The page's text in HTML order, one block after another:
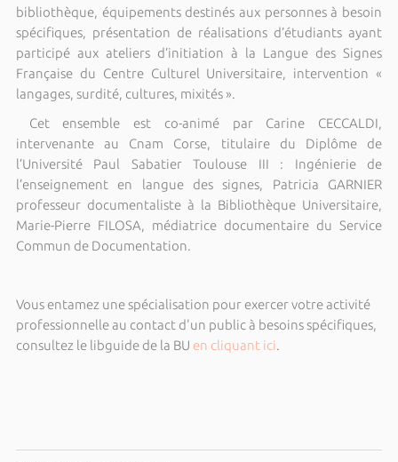
bibliothèque, équipements destinés aux personnes à besoin
spécifiques, présentation de réalisations d’étudiants ayant
participé aux ateliers d’initiation à la Langue des Signes
Française du Centre Culturel Universitaire, intervention «
langages, surdité, cultures, mixités ».
Cet ensemble est co-animé par Carine CECCALDI,
intervenante au Cnam Corse, titulaire du Diplôme de
l’Université Paul Sabatier Toulouse III : Ingénierie de
l’enseignement en langue des signes, Patricia GARNIER
professeur documentaliste à la Bibliothèque Universitaire,
Marie-Pierre FILOSA, médiatrice documentaire du Service
Commun de Documentation.
Vous entamez une spécialisation pour exercer votre activité
professionnelle au contact d'un public à besoins spécifiques,
consultez le libguide de la BU en cliquant ici.